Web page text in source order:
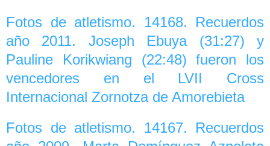
Fotos de atletismo. 14168. Recuerdos
año 2011. Joseph Ebuya (31:27) y
Pauline Korikwiang (22:48) fueron los
vencedores en el LVII Cross
Internacional Zornotza de Amorebieta
Fotos de atletismo. 14167. Recuerdos